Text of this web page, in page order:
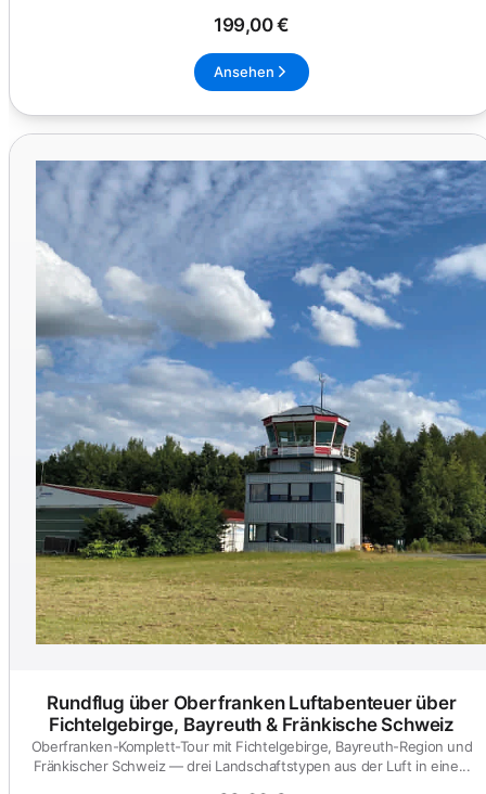
199,00 €
Ansehen
Rundflug über Oberfranken Luftabenteuer über
Fichtelgebirge, Bayreuth & Fränkische Schweiz
Oberfranken-Komplett-Tour mit Fichtelgebirge, Bayreuth-Region und
Fränkischer Schweiz — drei Landschaftstypen aus der Luft in eine...